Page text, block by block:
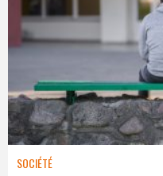
SOCIÉTÉ